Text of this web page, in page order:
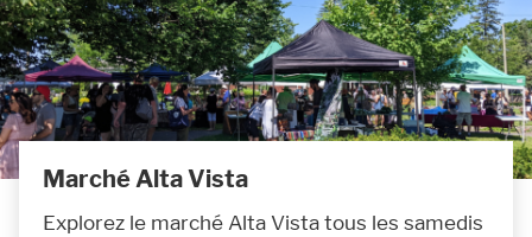
Marché Alta Vista
Explorez le marché Alta Vista tous les samedis